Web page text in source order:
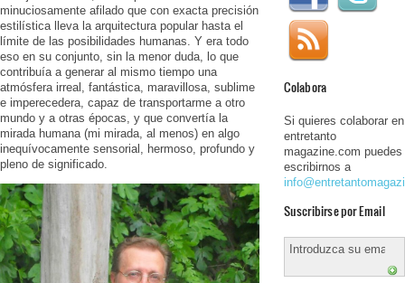
minuciosamente afilado que con exacta precisión
estilística lleva la arquitectura popular hasta el
límite de las posibilidades humanas. Y era todo
eso en su conjunto, sin la menor duda, lo que
contribuía a generar al mismo tiempo una
atmósfera irreal, fantástica, maravillosa, sublime
e imperecedera, capaz de transportarme a otro
mundo y a otras épocas, y que convertía la
mirada humana (mi mirada, al menos) en algo
inequívocamente sensorial, hermoso, profundo y
pleno de significado.
Colabora
Si quieres colaborar en
entretanto
magazine.com puedes
escribirnos a
Suscribirse por Email